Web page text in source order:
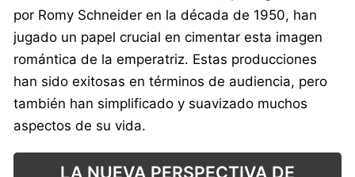
por Romy Schneider en la década de 1950, han
jugado un papel crucial en cimentar esta imagen
romántica de la emperatriz. Estas producciones
han sido exitosas en términos de audiencia, pero
también han simplificado y suavizado muchos
aspectos de su vida.
LA NUEVA PERSPECTIVA DE